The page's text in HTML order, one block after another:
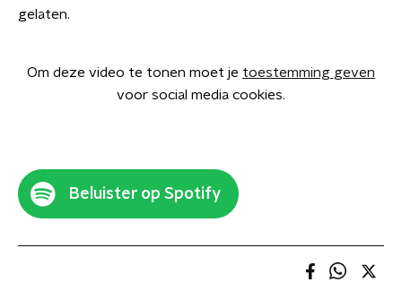
gelaten.
Om deze video te tonen moet je toestemming geven
voor social media cookies.
Beluister op Spotify